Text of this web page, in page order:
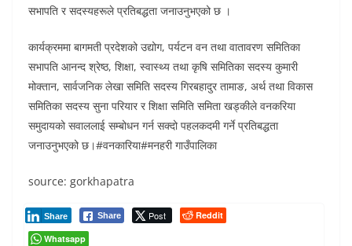
सभापति र सदस्यहरूले प्रतिबद्धता जनाउनुभएको छ ।
कार्यक्रममा बागमती प्रदेशको उद्योग, पर्यटन वन तथा वातावरण समितिका
सभापति आनन्द श्रेष्ठ, शिक्षा, स्वास्थ्य तथा कृषि समितिका सदस्य कुमारी
मोक्तान, सार्वजनिक लेखा समिति सदस्य गिरबहादुर तामाङ, अर्थ तथा विकास
समितिका सदस्य सुना परियार र शिक्षा समिति समिता खड्कीले वनकरिया
समुदायको सवाललाई सम्बोधन गर्न सक्दो पहलकदमी गर्ने प्रतिबद्धता
जनाउनुभएको छ।#वनकारिया#मनहरी गाउँपालिका
source: gorkhapatra
Share Post
Share
Reddit
Whatsapp